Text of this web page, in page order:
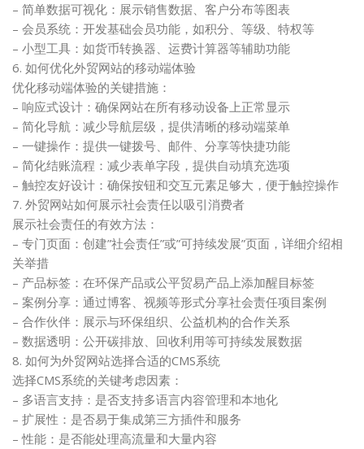
– 简单数据可视化：展示销售数据、客户分布等图表
– 会员系统：开发基础会员功能，如积分、等级、特权等
– 小型工具：如货币转换器、运费计算器等辅助功能
6. 如何优化外贸网站的移动端体验
优化移动端体验的关键措施：
– 响应式设计：确保网站在所有移动设备上正常显示
– 简化导航：减少导航层级，提供清晰的移动端菜单
– 一键操作：提供一键拨号、邮件、分享等快捷功能
– 简化结账流程：减少表单字段，提供自动填充选项
– 触控友好设计：确保按钮和交互元素足够大，便于触控操作
7. 外贸网站如何展示社会责任以吸引消费者
展示社会责任的有效方法：
– 专门页面：创建”社会责任”或”可持续发展”页面，详细介绍相
关举措
– 产品标签：在环保产品或公平贸易产品上添加醒目标签
– 案例分享：通过博客、视频等形式分享社会责任项目案例
– 合作伙伴：展示与环保组织、公益机构的合作关系
– 数据透明：公开碳排放、回收利用等可持续发展数据
8. 如何为外贸网站选择合适的CMS系统
选择CMS系统的关键考虑因素：
– 多语言支持：是否支持多语言内容管理和本地化
– 扩展性：是否易于集成第三方插件和服务
– 性能：是否能处理高流量和大量内容